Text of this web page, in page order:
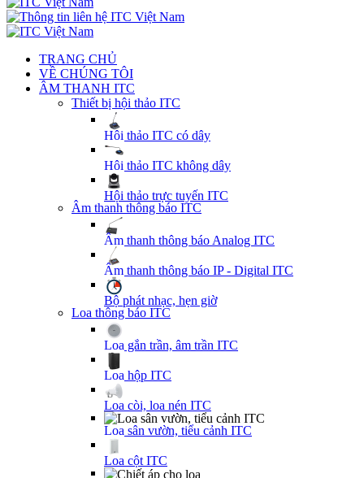
TRANG CHỦ
VỀ CHÚNG TÔI
ÂM THANH ITC
Thiết bị hội thảo ITC
Hội thảo ITC có dây
Hội thảo ITC không dây
Hội thảo trực tuyến ITC
Âm thanh thông báo ITC
Âm thanh thông báo Analog ITC
Âm thanh thông báo IP - Digital ITC
Bộ phát nhạc, hẹn giờ
Loa thông báo ITC
Loa gắn trần, âm trần ITC
Loa hộp ITC
Loa còi, loa nén ITC
Loa sân vườn, tiểu cảnh ITC
Loa cột ITC